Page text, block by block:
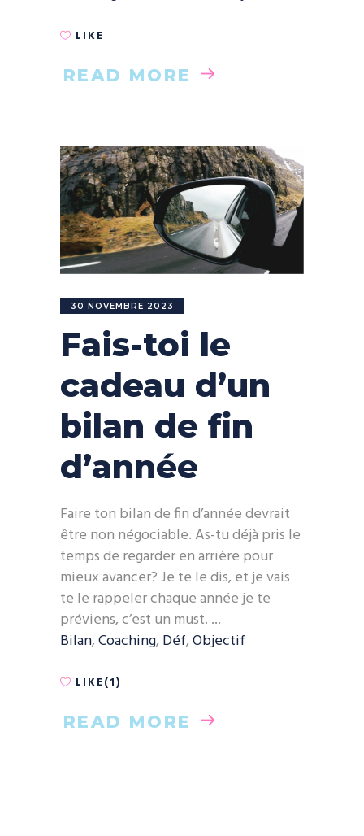
LIKE
READ MORE
30 NOVEMBRE 2023
Fais-toi le
cadeau d’un
bilan de fin
d’année
Faire ton bilan de fin d’année devrait
être non négociable. As-tu déjà pris le
temps de regarder en arrière pour
mieux avancer? Je te le dis, et je vais
te le rappeler chaque année je te
préviens, c’est un must.
Bilan,Coaching, Déf,Objectif
LIKE(1)
READ MORE